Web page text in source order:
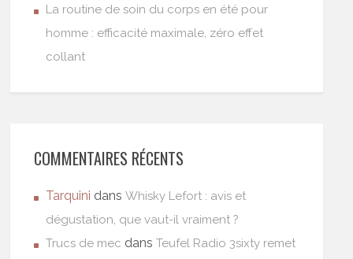
La routine de soin du corps en été pour
homme : efficacité maximale, zéro effet
collant
COMMENTAIRES RÉCENTS
Tarquini dansWhisky Lefort : avis et
dégustation, que vaut-il vraiment ?
Trucs de mec dansTeufel Radio 3sixty remet